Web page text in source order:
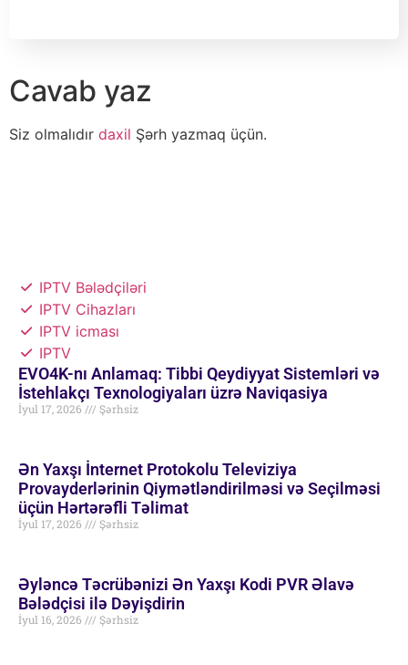
Cavab yaz
Siz olmalıdır daxil Şərh yazmaq üçün.
IPTV Bələdçiləri
IPTV Cihazları
IPTV icması
IPTV
EVO4K-nı Anlamaq: Tibbi Qeydiyyat Sistemləri və
İstehlakçı Texnologiyaları üzrə Naviqasiya
İyul 17, 2026 Şərhsiz
Ən Yaxşı İnternet Protokolu Televiziya
Provayderlərinin Qiymətləndirilməsi və Seçilməsi
üçün Hərtərəfli Təlimat
İyul 17, 2026 Şərhsiz
Əyləncə Təcrübənizi Ən Yaxşı Kodi PVR Əlavə
Bələdçisi ilə Dəyişdirin
İyul 16, 2026 Şərhsiz